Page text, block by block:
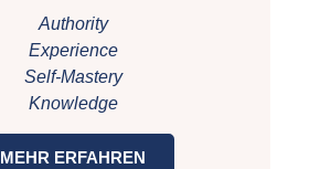
Authority
Experience
Self-Mastery
Knowledge
MEHR ERFAHREN